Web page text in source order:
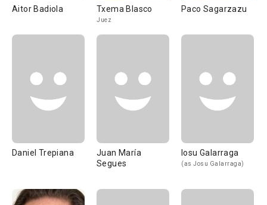
Aitor Badiola Txema Blasco
Juez
Paco Sagarzazu
Daniel Trepiana
Juan María
Segues
Iosu Galarraga
(as Josu Galarraga)